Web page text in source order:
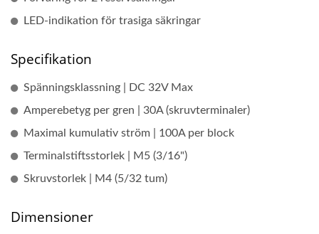
LED-indikation för trasiga säkringar
Specifikation
Spänningsklassning | DC 32V Max
Amperebetyg per gren | 30A (skruvterminaler)
Maximal kumulativ ström | 100A per block
Terminalstiftsstorlek | M5 (3/16")
Skruvstorlek | M4 (5/32 tum)
Dimensioner